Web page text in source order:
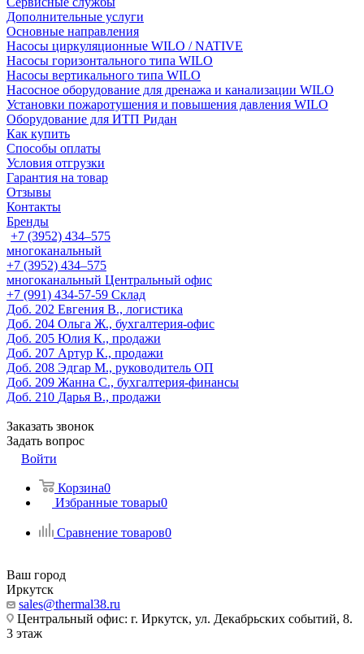
Дополнительные услуги
Основные направления
Насосы циркуляционные WILO / NATIVE
Насосы горизонтального типа WILO
Насосы вертикального типа WILO
Насосное оборудование для дренажа и канализации WILO
Установки пожаротушения и повышения давления WILO
Оборудование для ИТП Ридан
Как купить
Способы оплаты
Условия отгрузки
Гарантия на товар
Отзывы
Контакты
Бренды
+7 (3952) 434‒575
многоканальный
+7 (3952) 434‒575
многоканальный Центральный офис
‎+7 (991) 434-57-59 Склад
Доб. 202 Евгения В., логистика
Доб. 204 Ольга Ж., бухгалтерия-офис
Доб. 205 Юлия К., продажи
Доб. 207 Артур К., продажи
Доб. 208 Эдгар М., руководитель ОП
Доб. 209 Жанна С., бухгалтерия-финансы
Доб. 210 Дарья В., продажи
Заказать звонок
Задать вопрос
Войти
Корзина0
Избранные товары0
Сравнение товаров0
Ваш город
Иркутск
sales@thermal38.ru
Центральный офис: г. Иркутск, ул. Декабрьских событий, 8.
3 этаж